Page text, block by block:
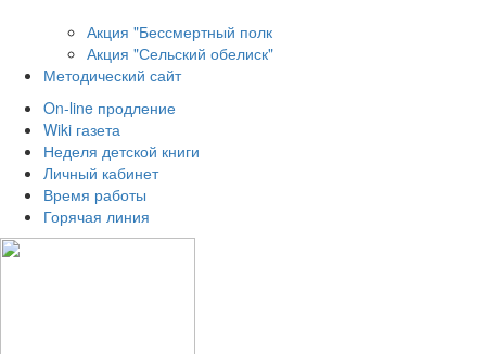
Акция "Бессмертный полк
Акция "Сельский обелиск"
Методический сайт
On-line продление
Wiki газета
Неделя детской книги
Личный кабинет
Время работы
Горячая линия